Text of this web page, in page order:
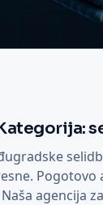
agencija